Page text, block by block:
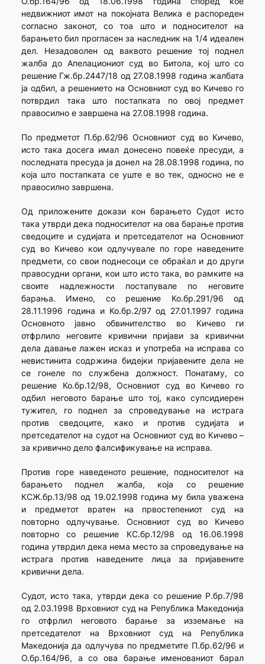
недвижниот имот на покојната Велика е распореден
согласно законот, со тоа што и подносителот на
барањето бил прогласен за наследник на 1/4 идеален
дел. Незадоволен од ваквото решение тој поднел
жалба до Апелациониот суд во Битола, кој што со
решение Гж.бр.2447/18 од 27.08.1998 година жалбата
ја одбил, а решението на Основниот суд во Кичево го
потврдил така што постапката по овој предмет
правосилно е завршена на 27.08.1998 година.
По предметот П.бр.62/96 Основниот суд во Кичево,
исто така досега имал донесено повеќе пресуди, а
последната пресуда ја донел на 28.08.1998 година, по
која што постапката се уште е во тек, односно не е
правосилно завршена.
Од приложените докази кон барањето Судот исто
така утврди дека подносителот на ова барање против
сведоците и судијата и претседателот на Основниот
суд во Кичево кои одлучувале по горе наведените
предмети, со свои поднесоци се обраќал и до други
правосудни органи, кои што исто така, во рамките на
своите надлежности постапувале по неговите
барања. Имено, со решение Ко.бр.291/96 од
28.11.1996 година и Ко.бр.2/97 од 27.01.1997 година
Основното јавно обвинителство во Кичево ги
отфрлило неговите кривични пријави за кривични
дела давање лажен исказ и употреба на исправа со
невистинита содржина бидејки пријавените дела не
се гонеле по службена должност. Понатаму, со
решение Ко.бр.12/98, Основниот суд во Кичево го
одбил неговото барање што тој, како супсидиерен
тужител, го поднел за спроведување на истрага
против сведоците, како и против судијата и
претседателот на судот на Основниот суд во Кичево –
за кривично дело фалсификување на исправа.
Против горе наведеното решение, подносителот на
барањето поднел жалба, која со решение
КСЖ.бр.13/98 од 19.02.1998 година му била уважена
и предметот вратен на првостепениот суд на
повторно одлучување. Основниот суд во Кичево
повторно со решение КС.бр.12/98 од 16.06.1998
година утврдил дека нема место за спроведување на
истрага против наведените лица за пријавените
кривични дела.
Судот, исто така, утврди дека со решение Р.бр.7/98
од 2.03.1998 Врховниот суд на Република Македонија
го отфрлил неговото барање за изземање на
претседателот на Врховниот суд на Република
Македонија да одлучува по предметите П.бр.62/96 и
О.бр.164/96, а со ова барање именованиот барал